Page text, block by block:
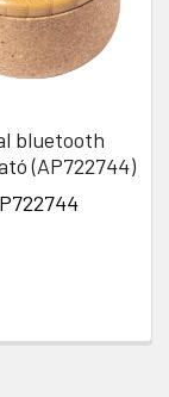
bluetooth
(AP722744)